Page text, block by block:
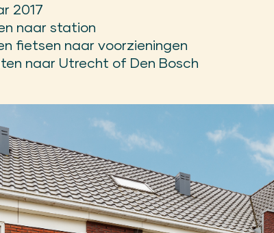
2017
naar station
fietsen naar voorzieningen
naar Utrecht of Den Bosch